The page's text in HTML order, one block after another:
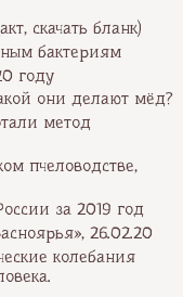
скачать бланк)
бактериям
году
они делают мёд?
метод
пчеловодстве,
за 2019 год
26.02.20
колебания